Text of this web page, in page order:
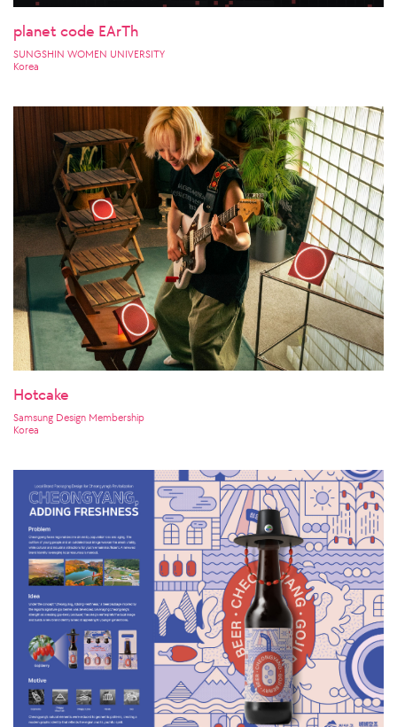
planet code EArTh
SUNGSHIN WOMEN UNIVERSITY
Korea
Hotcake
Samsung Design Membership
Korea